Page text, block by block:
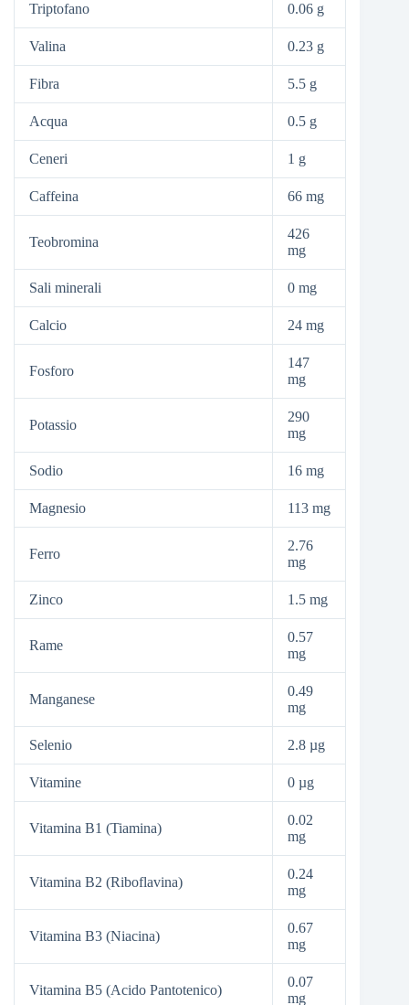
Triptofano 0.06 g
Valina 0.23 g
Fibra 5.5 g
Acqua 0.5 g
Ceneri 1 g
Caffeina 66 mg
Teobromina
426
mg
Sali minerali 0 mg
Calcio 24 mg
Fosforo
147
mg
Potassio
290
mg
Sodio 16 mg
Magnesio 113 mg
Ferro
2.76
mg
Zinco 1.5 mg
Rame
0.57
mg
Manganese
0.49
mg
Selenio 2.8 µg
Vitamine 0 µg
Vitamina B1 (Tiamina)
0.02
mg
Vitamina B2 (Riboflavina)
0.24
mg
Vitamina B3 (Niacina)
0.67
mg
Vitamina B5 (Acido Pantotenico)
0.07
mg